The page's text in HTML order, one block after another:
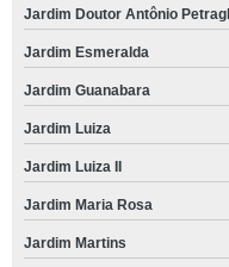
Jardim Doutor Antônio
Jardim Esmeralda
Jardim Guanabara
Jardim Luiza
Jardim Luiza II
Jardim Maria Rosa
Jardim Martins